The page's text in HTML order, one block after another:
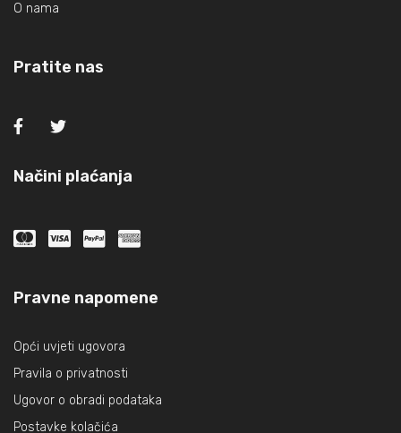
O nama
Pratite nas
Načini plaćanja
Pravne napomene
Opći uvjeti ugovora
Pravila o privatnosti
Ugovor o obradi podataka
Postavke kolačića